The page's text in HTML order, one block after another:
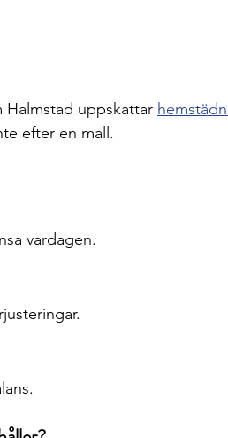
Halmstad uppskattar
efter en mall.
vardagen.